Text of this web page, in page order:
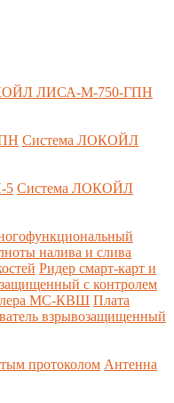
ЛИСА-М-750-ГПН
Система ЛОКОЙЛ
5 Система ЛОКОЙЛ
налива и слива
Ридер смарт-карт и
с контролем
МС-КВШ Плата
взрывозащищенный
протоколом Антенна